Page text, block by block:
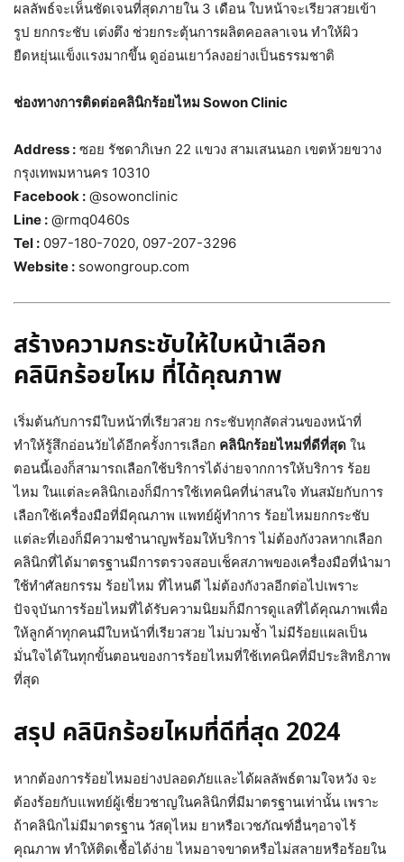
ผลลัพธ์จะเห็นชัดเจนที่สุดภายใน 3 เดือน ใบหน้าจะเรียวสวยเข้า
รูป ยกกระชับ เต่งตึง ช่วยกระตุ้นการผลิตคอลลาเจน ทำให้ผิว
ยืดหยุ่นแข็งแรงมากขึ้น ดูอ่อนเยาว์ลงอย่างเป็นธรรมชาติ
ช่องทางการติดต่อคลินิกร้อยไหม Sowon Clinic
Address : ซอย รัชดาภิเษก 22 แขวง สามเสนนอก เขตห้วยขวาง
กรุงเทพมหานคร 10310
Facebook : @sowonclinic
Line : @rmq0460s
Tel : 097-180-7020, 097-207-3296
Website : sowongroup.com
สร้างความกระชับให้ใบหน้าเลือก
คลินิกร้อยไหม ที่ได้คุณภาพ
เริ่มต้นกับการมีใบหน้าที่เรียวสวย กระชับทุกสัดส่วนของหน้าที่
ทำให้รู้สึกอ่อนวัยได้อีกครั้งการเลือก คลินิกร้อยไหมที่ดีที่สุด ใน
ตอนนี้เองก็สามารถเลือกใช้บริการได้ง่ายจากการให้บริการ ร้อย
ไหม ในแต่ละคลินิกเองก็มีการใช้เทคนิคที่น่าสนใจ ทันสมัยกับการ
เลือกใช้เครื่องมือที่มีคุณภาพ แพทย์ผู้ทำการ ร้อยไหมยกกระชับ
แต่ละที่เองก็มีความชำนาญพร้อมให้บริการ ไม่ต้องกังวลหากเลือก
คลินิกที่ได้มาตรฐานมีการตรวจสอบเช็คสภาพของเครื่องมือที่นำมา
ใช้ทำศัลยกรรม ร้อยไหม ที่ไหนดี ไม่ต้องกังวลอีกต่อไปเพราะ
ปัจจุบันการร้อยไหมที่ได้รับความนิยมก็มีการดูแลที่ได้คุณภาพเพื่อ
ให้ลูกค้าทุกคนมีใบหน้าที่เรียวสวย ไม่บวมช้ำ ไม่มีร้อยแผลเป็น
มั่นใจได้ในทุกขั้นตอนของการร้อยไหมที่ใช้เทคนิคที่มีประสิทธิภาพ
ที่สุด
สรุป คลินิกร้อยไหมที่ดีที่สุด 2024
หากต้องการร้อยไหมอย่างปลอดภัยและได้ผลลัพธ์ตามใจหวัง จะ
ต้องร้อยกับแพทย์ผู้เชี่ยวชาญในคลินิกที่มีมาตรฐานเท่านั้น เพราะ
ถ้าคลินิกไม่มีมาตรฐาน วัสดุไหม ยาหรือเวชภัณฑ์อื่นๆอาจไร้
คุณภาพ ทำให้ติดเชื้อได้ง่าย ไหมอาจขาดหรือไม่สลายหรือร้อยใน